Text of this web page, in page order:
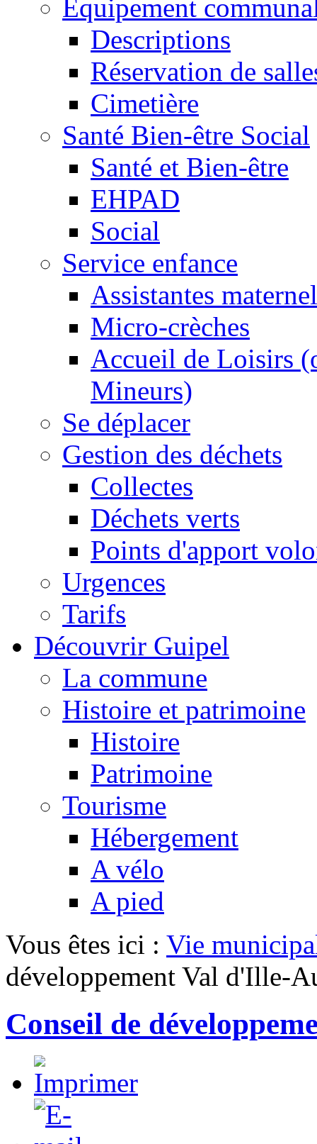
Equipement
Descriptions
Réservation de
Cimetière
Santé Bien-être Social
Santé et Bien-être
EHPAD
Social
Service enfance
Assistantes
Micro-crèches
Accueil de Loisirs
Mineurs)
Se déplacer
Gestion des déchets
Collectes
Déchets verts
Points d'apport
Urgences
Tarifs
Découvrir Guipel
La commune
Histoire et patrimoine
Histoire
Patrimoine
Tourisme
Hébergement
A vélo
A pied
Vous êtes ici : Vie
développement Val d'Ille-
Conseil de